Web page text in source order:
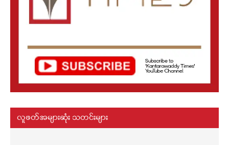
လူဖတ်အများဆုံး သတင်းများ